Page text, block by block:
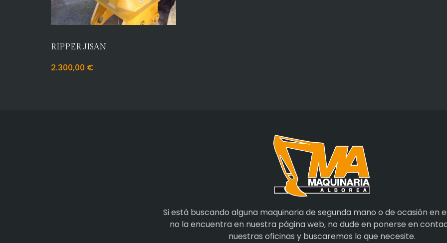
RIPPER JISAN
2.300,00 €
Si está buscando alguna maquinaria de segunda mano o de ocasión en
no la encuentra en nuestra página web, no dude en ponerse en
nuestras oficinas y buscaremos lo que necesite.